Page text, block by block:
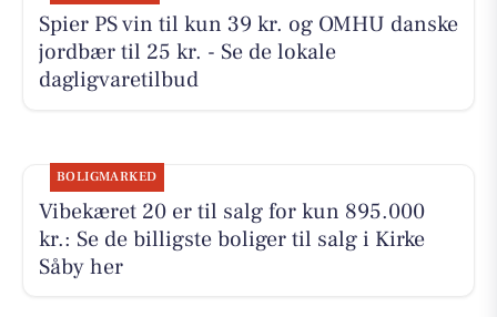
Spier PS vin til kun 39 kr. og OMHU danske
jordbær til 25 kr. - Se de lokale
dagligvaretilbud
BOLIGMARKED
Vibekæret 20 er til salg for kun 895.000
kr.: Se de billigste boliger til salg i Kirke
Såby her